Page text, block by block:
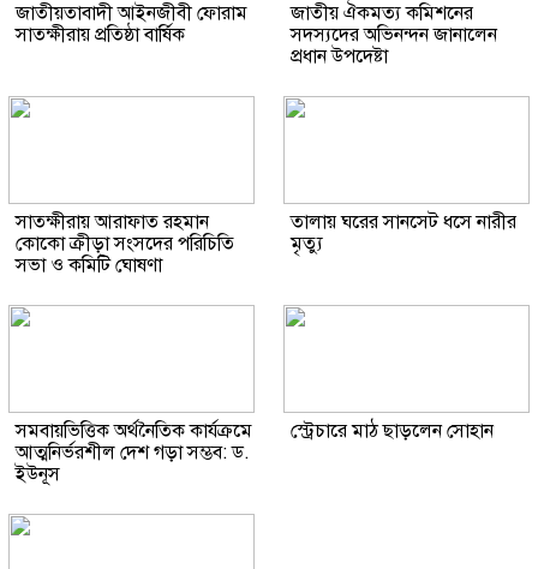
জাতীয়তাবাদী আইনজীবী ফোরাম
সাতক্ষীরায় প্রতিষ্ঠা বার্ষিক
জাতীয় ঐকমত্য কমিশনের
সদস্যদের অভিনন্দন জানালেন
প্রধান উপদেষ্টা
সাতক্ষীরায় আরাফাত রহমান
কোকো ক্রীড়া সংসদের পরিচিতি
সভা ও কমিটি ঘোষণা
তালায় ঘরের সানসেট ধসে নারীর
মৃত্যু
সমবায়ভিত্তিক অর্থনৈতিক কার্যক্রমে
আত্মনির্ভরশীল দেশ গড়া সম্ভব: ড.
ইউনূস
স্ট্রেচারে মাঠ ছাড়লেন সোহান